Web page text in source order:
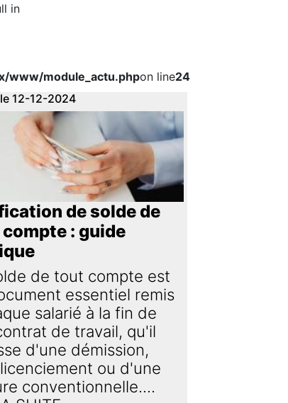
in
www/module_actu.phpon line24
12-12-2024
de solde de
: guide
de tout compte est
essentiel remis
salarié à la fin de
de travail, qu'il
d'une démission,
ou d'une
conventionnelle....